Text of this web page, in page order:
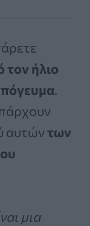
τον ήλιο
.
αυτώντων
μια